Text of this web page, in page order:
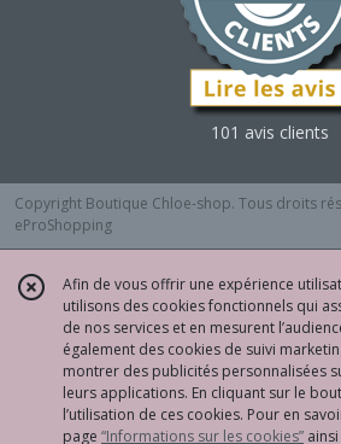
101 avis clients
Copyright Boutique Chloe-shop. Tous droits
eProShopping
Afin de vous offrir une expérience
utilisons des cookies fonctionnels qui
de nos services et en mesurent
également des cookies de suivi
montrer des publicités personnalisées
leurs applications. En cliquant sur le
l’utilisation de ces cookies. Pour en
page “Informations sur les cookies”